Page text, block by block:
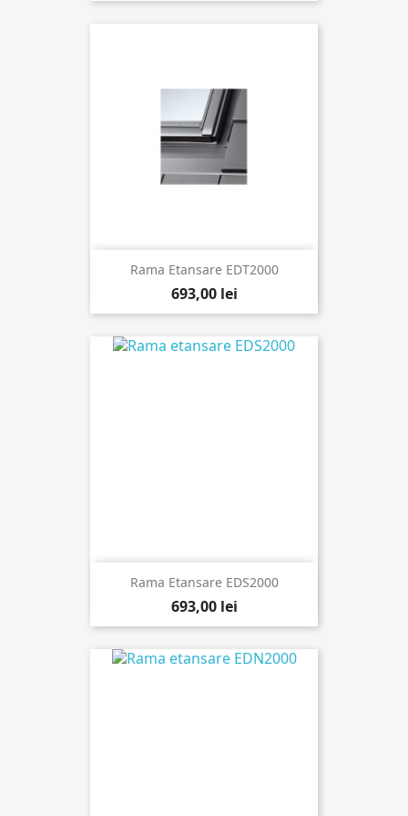
Rama Etansare EDT2000
693,00 lei
Rama Etansare EDS2000
693,00 lei